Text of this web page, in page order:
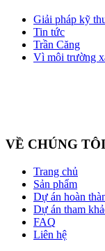
Giải pháp kỹ
Tin tức
Trần Căng
Vì môi trường
VỀ CHÚNG TÔI
Trang chủ
Sản phẩm
Dự án hoàn
Dự án tham
FAQ
Liên hệ